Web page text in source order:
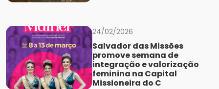
24/02/2026
Salvador das Missões
promove semana de
integração e valorização
feminina na Capital
Missioneira do C